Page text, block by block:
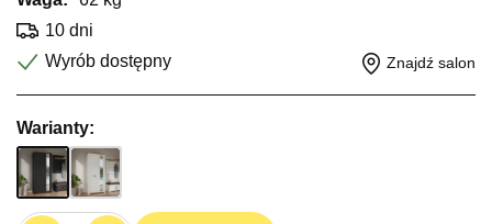
10 dni
Wyrób dostępny
Znajdź salon
Warianty: